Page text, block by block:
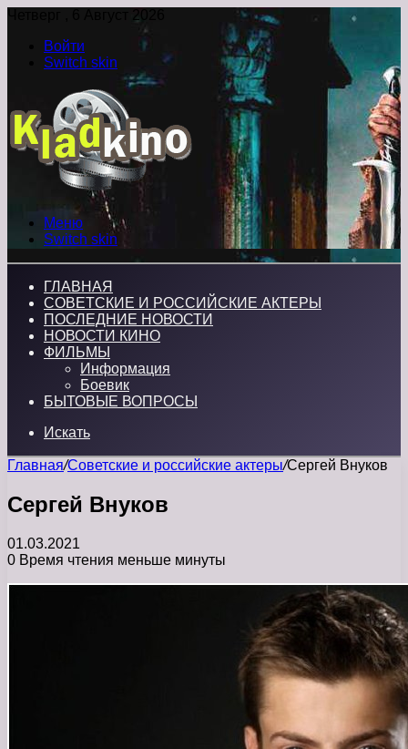
Четверг , 6 Август 2026
Войти
Switch skin
Меню
Switch skin
ГЛАВНАЯ
СОВЕТСКИЕ И РОССИЙСКИЕ АКТЕРЫ
ПОСЛЕДНИЕ НОВОСТИ
НОВОСТИ КИНО
ФИЛЬМЫ
Информация
Боевик
БЫТОВЫЕ ВОПРОСЫ
Искать
Главная/Советские и российские актеры/Сергей Внуков
Сергей Внуков
01.03.2021
0 Время чтения меньше минуты